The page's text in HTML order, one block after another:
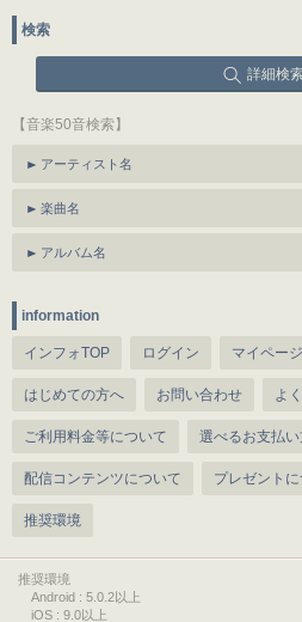
検索
詳細検
【音楽50音検索】
アーティスト名
楽曲名
アルバム名
information
インフォTOP ログイン マイページ
はじめての方へ お問い合わせ よ
ご利用料金等について 選べるお支払
配信コンテンツについて プレゼント
推奨環境
推奨環境
Android : 5.0.2以上
iOS : 9.0以上